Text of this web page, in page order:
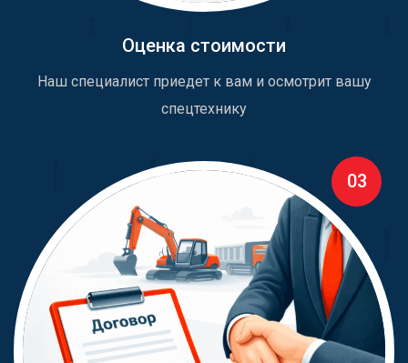
Оценка стоимости
Наш специалист приедет к вам и осмотрит вашу
спецтехнику
03